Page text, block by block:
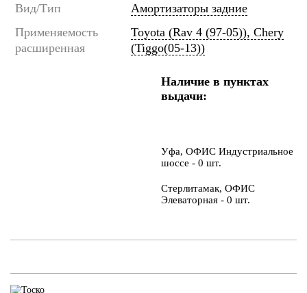
Вид/Тип
Амортизаторы задние
Применяемость
расширенная
Toyota (Rav 4 (97-05)), Chery
(Tiggo(05-13))
Наличие в пунктах
выдачи:
Уфа, ОФИС Индустриальное
шоссе - 0 шт.
Стерлитамак, ОФИС
Элеваторная - 0 шт.